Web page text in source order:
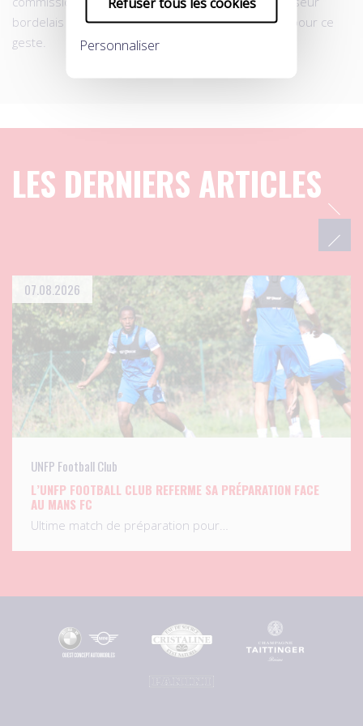
Personnaliser
bordelais de deux matches de suspension ferme pour ce
geste.
LES DERNIERS ARTICLES
07.08.2026
UNFP Football Club
L’UNFP FOOTBALL CLUB REFERME SA PRÉPARATION FACE
AU MANS FC
Ultime match de préparation pour…